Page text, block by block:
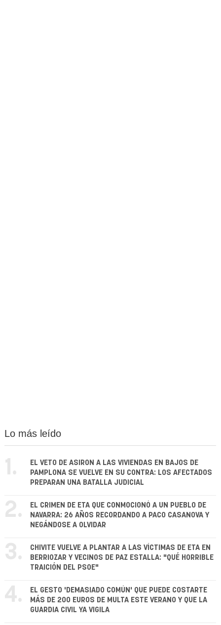
Lo más leído
1.
EL VETO DE ASIRON A LAS VIVIENDAS EN BAJOS DE
PAMPLONA SE VUELVE EN SU CONTRA: LOS AFECTADOS
PREPARAN UNA BATALLA JUDICIAL
2.
EL CRIMEN DE ETA QUE CONMOCIONÓ A UN PUEBLO DE
NAVARRA: 26 AÑOS RECORDANDO A PACO CASANOVA Y
NEGÁNDOSE A OLVIDAR
3.
CHIVITE VUELVE A PLANTAR A LAS VÍCTIMAS DE ETA EN
BERRIOZAR Y VECINOS DE PAZ ESTALLA: "QUÉ HORRIBLE
TRAICIÓN DEL PSOE"
4.
EL GESTO 'DEMASIADO COMÚN' QUE PUEDE COSTARTE
MÁS DE 200 EUROS DE MULTA ESTE VERANO Y QUE LA
GUARDIA CIVIL YA VIGILA